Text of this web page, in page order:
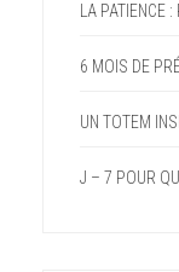
LA PATIENCE
J – 7 POUR